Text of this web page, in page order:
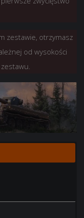
zestawie, otrzymasz
od wysokości